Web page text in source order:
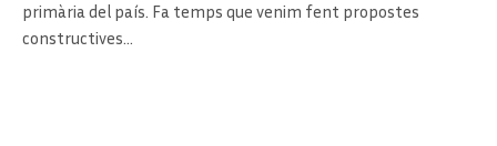
primària del país. Fa temps que venim fent propostes
constructives…